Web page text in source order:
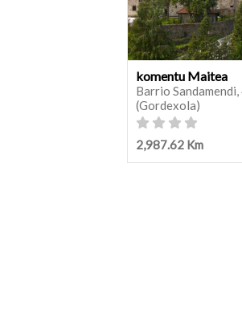
komentu Maitea
Barrio Sandamendi,
(Gordexola)
2,987.62 Km